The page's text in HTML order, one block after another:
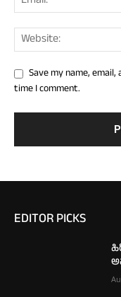
Save my name,
time I comment.
EDITOR PICKS